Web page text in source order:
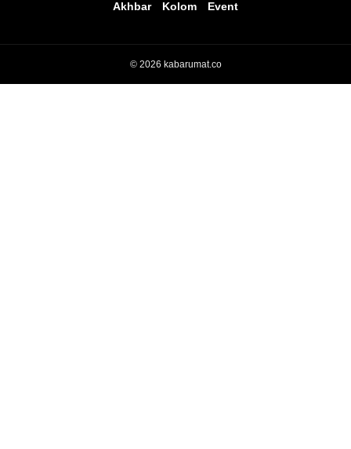
Akhbar
Kolom Event
© 2026 kabarumat.co